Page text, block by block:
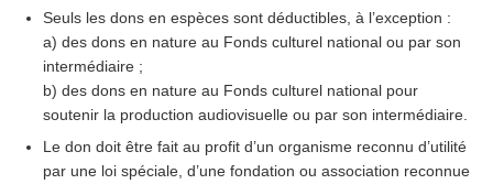
Seuls les dons en espèces sont déductibles, à l’exception :
a) des dons en nature au Fonds culturel national ou par son
inter­mé­di­aire ;
b) des dons en nature au Fonds culturel national pour
soutenir la production audio­vi­suelle ou par son intermédiaire.
Le don doit être fait au profit d’un organisme reconnu d’utilité
par une loi spéciale, d’une fondation ou association reconnue